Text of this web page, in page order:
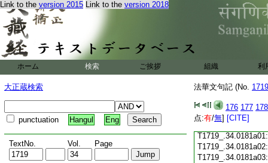
Link to the version 2015 Link to the version 2018
ホーム 検索 ご挨拶 組織 利
大正蔵検索
punctuation Hangul Eng
TextNo. Vol. Page
法華文句記 (No.
176 177 178
点:有/無] [CITE]